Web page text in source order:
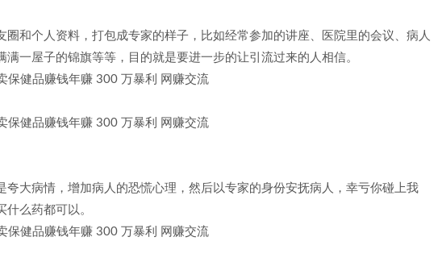
圈和个人资料，打包成专家的样子，比如经常参加的讲座、医院里的会议、病人
一屋子的锦旗等等，目的就是要进一步的让引流过来的人相信。
夸大病情，增加病人的恐慌心理，然后以专家的身份安抚病人，幸亏你碰上我
什么药都可以。